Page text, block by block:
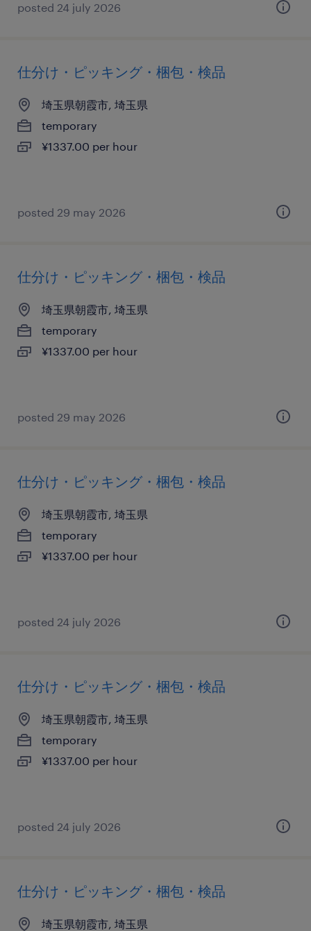
posted 24 july 2026
仕分け・ピッキング・梱包・検品
埼玉県朝霞市, 埼玉県
temporary
¥1337.00 per hour
posted 29 may 2026
仕分け・ピッキング・梱包・検品
埼玉県朝霞市, 埼玉県
temporary
¥1337.00 per hour
posted 29 may 2026
仕分け・ピッキング・梱包・検品
埼玉県朝霞市, 埼玉県
temporary
¥1337.00 per hour
posted 24 july 2026
仕分け・ピッキング・梱包・検品
埼玉県朝霞市, 埼玉県
temporary
¥1337.00 per hour
posted 24 july 2026
仕分け・ピッキング・梱包・検品
埼玉県朝霞市, 埼玉県